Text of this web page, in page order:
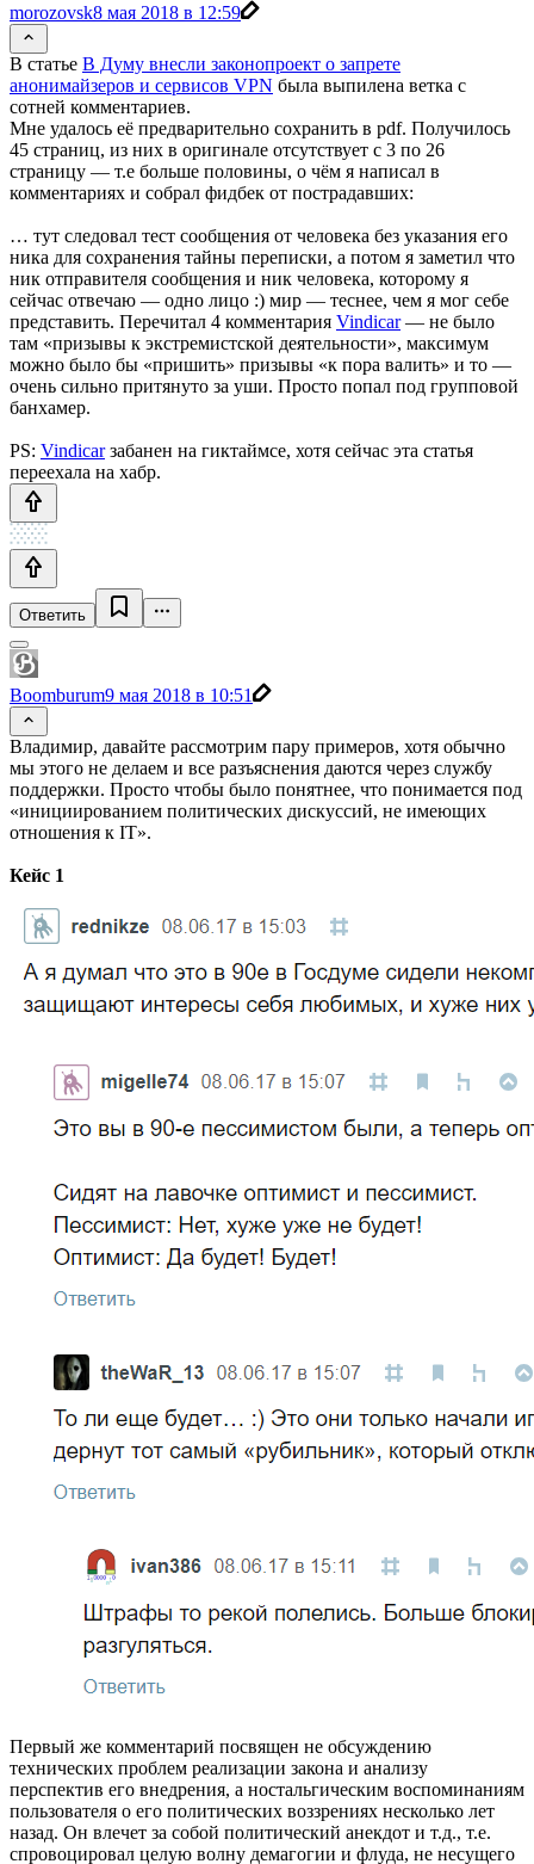
morozovsk8 мая 2018 в 12:59
В статье В Думу внесли законопроект о запрете
анонимайзеров и сервисов VPN была выпилена ветка с
сотней комментариев.
Мне удалось её предварительно сохранить в pdf. Получилось
45 страниц, из них в оригинале отсутствует с 3 по 26
страницу — т.е больше половины, о чём я написал в
комментариях и собрал фидбек от пострадавших:
… тут следовал тест сообщения от человека без указания его
ника для сохранения тайны переписки, а потом я заметил что
ник отправителя сообщения и ник человека, которому я
сейчас отвечаю — одно лицо :) мир — теснее, чем я мог себе
представить. Перечитал 4 комментария Vindicar— не было
там «призывы к экстремистской деятельности», максимум
можно было бы «пришить» призывы «к пора валить» и то —
очень сильно притянуто за уши. Просто попал под групповой
банхамер.
PS: Vindicarзабанен на гиктаймсе, хотя сейчас эта статья
переехала на хабр.
Ответить
Boomburum9 мая 2018 в 10:51
Владимир, давайте рассмотрим пару примеров, хотя обычно
мы этого не делаем и все разъяснения даются через службу
поддержки. Просто чтобы было понятнее, что понимается под
«инициированием политических дискуссий, не имеющих
отношения к IT».
Кейс 1
Первый же комментарий посвящен не обсуждению
технических проблем реализации закона и анализу
перспектив его внедрения, а ностальгическим воспоминаниям
пользователя о его политических воззрениях несколько лет
назад. Он влечет за собой политический анекдот и т.д., т.е.
спровоцировал целую волну демагогии и флуда, не несущего